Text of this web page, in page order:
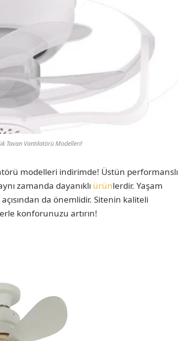
Tavan Vantilatörü Modelleri!
modelleri indirimde! Üstün performanslı
zamanda dayanıklı ürünlerdir. Yaşam
da önemlidir. Sitenin kaliteli
konforunuzu artırın!